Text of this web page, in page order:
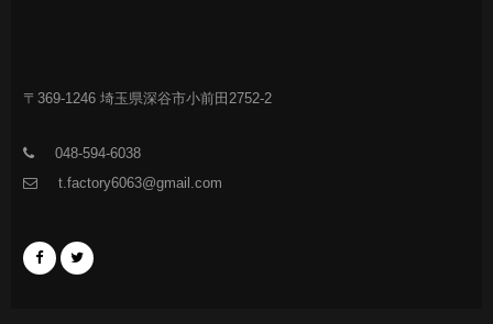
〒369-1246 埼玉県深谷市小前田2752-2
048-594-6038
t.factory6063@gmail.com